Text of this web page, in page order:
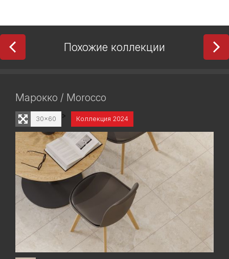
Похожие коллекции
Марокко / Morocco
>
30x60 Коллекция 2024